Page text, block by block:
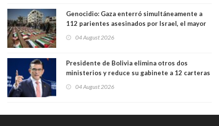
Genocidio: Gaza enterró simultáneamente a
112 parientes asesinados por Israel, el mayor
muertos figuran 44 niños y nueve ancianos
04 August 2026
Presidente de Bolivia elimina otros dos
ministerios y reduce su gabinete a 12 carteras
04 August 2026